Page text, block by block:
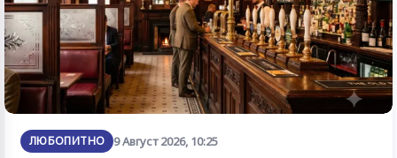
ЛЮБОПИТНО 9 Август 2026, 10:25